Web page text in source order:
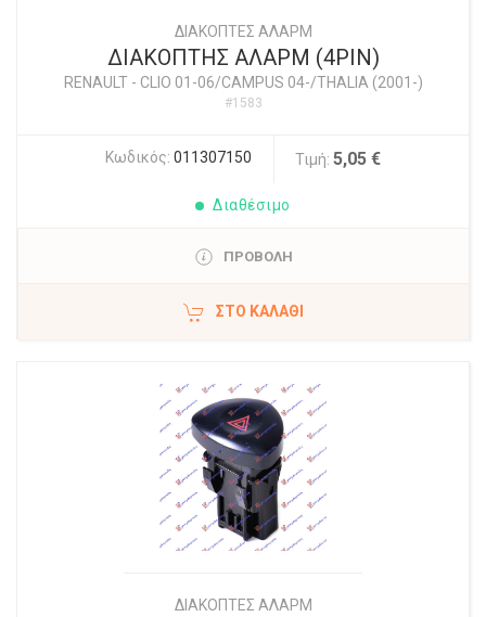
ΔΙΑΚΟΠΤΕΣ ΑΛΑΡΜ
ΔΙΑΚΟΠΤΗΣ ΑΛΑΡΜ (4PIN)
RENAULT- CLIO 01-06/CAMPUS 04-/THALIA (2001-)
#1583
Κωδικός: 011307150 Τιμή: 5,05 €
Διαθέσιμο
ΠΡΟΒΟΛΗ
ΣΤΟ ΚΑΛΆΘΙ
ΔΙΑΚΟΠΤΕΣ ΑΛΑΡΜ